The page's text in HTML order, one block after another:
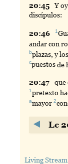
20:45 Y
discípulos:
20:46 1
andar con
bplazas, y
cpuestosde
20:47 que
1pretexto
amayor 2
Lc
Living